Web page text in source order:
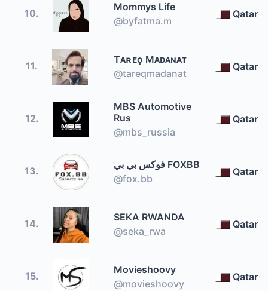
10.
Mommys Life
@byfatma.m
Qatar
11.
Tᴀʀᴇϙ Mᴀᴅᴀɴᴀᴛ
@tareqmadanat
Qatar
12.
MBS Automotive
Rus
@mbs_russia
Qatar
13.
فوكس بي بي FOXBB
@fox.bb
Qatar
14.
SEKA RWANDA
@seka_rwa
Qatar
15.
Movieshoovy
@movieshoovy
Qatar